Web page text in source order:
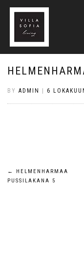
BY ADMIN 6
Artikkelien
←
HELMENHARMAA
PUSSILAKANA 5